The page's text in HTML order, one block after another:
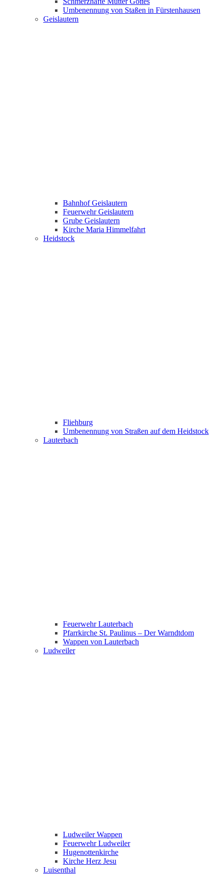
Umbenennung von Staßen in Fürstenhausen
Geislautern
Bahnhof Geislautern
Feuerwehr Geislautern
Grube Geislautern
Kirche Maria Himmelfahrt
Heidstock
Fliehburg
Umbenennung von Straßen auf dem Heidstock
Lauterbach
Feuerwehr Lauterbach
Pfarrkirche St. Paulinus – Der Warndtdom
Wappen von Lauterbach
Ludweiler
Ludweiler Wappen
Feuerwehr Ludweiler
Hugenottenkirche
Kirche Herz Jesu
Luisenthal